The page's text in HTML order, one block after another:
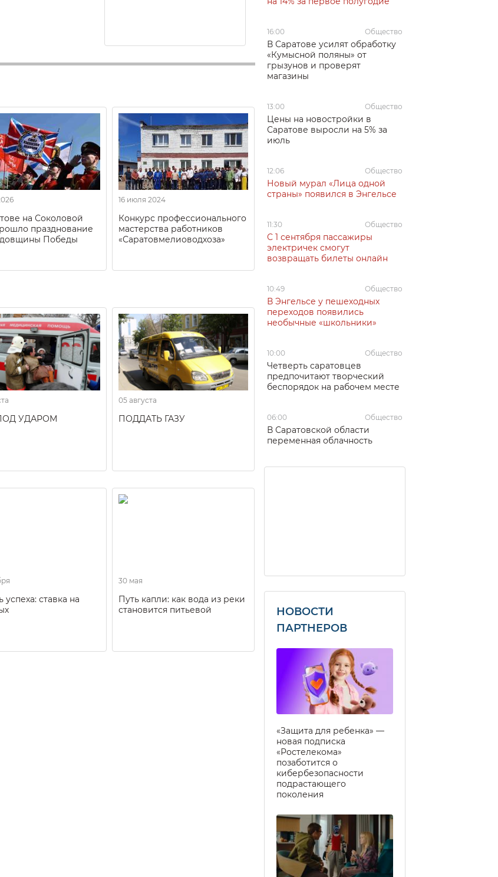
на Соколовой
празднование
Победы
16 июля 2024
Конкурс профессионального
мастерства работников
«Саратовмелиоводхоза»
УДАРОМ
05 августа
ПОДДАТЬ ГАЗУ
успеха: ставка на
30 мая
Путь капли: как вода из реки
становится питьевой
16:00 Общество
В Саратове усилят обработку
«Кумысной поляны» от
грызунов и проверят
магазины
13:00 Общество
Цены на новостройки в
Саратове выросли на 5% за
июль
12:06 Общество
Новый мурал «Лица одной
страны» появился в Энгельсе
11:30 Общество
С 1 сентября пассажиры
электричек смогут
возвращать билеты онлайн
10:49 Общество
В Энгельсе у пешеходных
переходов появились
необычные «школьники»
10:00 Общество
Четверть саратовцев
предпочитают творческий
беспорядок на рабочем месте
06:00 Общество
В Саратовской области
переменная облачность
НОВОСТИ
ПАРТНЕРОВ
«Защита для ребенка» —
новая подписка
«Ростелекома»
позаботится о
кибербезопасности
подрастающего
поколения